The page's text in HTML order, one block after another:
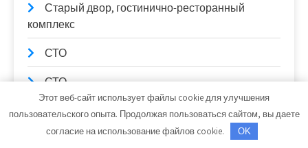
Старый двор, гостинично-ресторанный
комплекс
СТО
СТО
СТО Автосервис
Этот веб-сайт использует файлы cookie для улучшения
пользовательского опыта. Продолжая пользоваться сайтом, вы даете
согласие на использование файлов cookie.
OK